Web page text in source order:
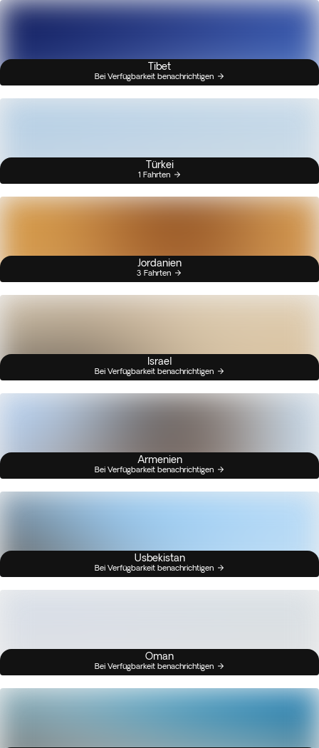
Tibet
Bei Verfügbarkeit benachrichtigen
Türkei
1 Fahrten
Jordanien
3 Fahrten
Israel
Bei Verfügbarkeit benachrichtigen
Armenien
Bei Verfügbarkeit benachrichtigen
Usbekistan
Bei Verfügbarkeit benachrichtigen
Oman
Bei Verfügbarkeit benachrichtigen